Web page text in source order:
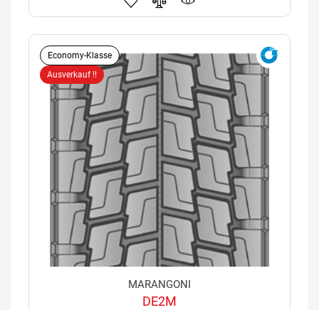
Economy-Klasse
Ausverkauf !!
MARANGONI
DE2M